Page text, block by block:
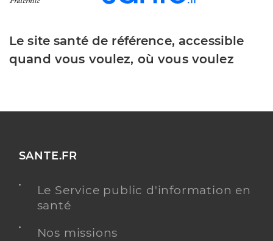
Le site santé de référence, accessible
quand vous voulez, où vous voulez
SANTE.FR
Le Service public d'information en
santé
Nos missions